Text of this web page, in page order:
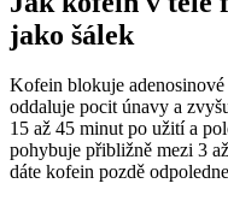
jako šálek
Kofein blokuje
oddaluje pocit únavy a
15 až 45 minut po užití a
pohybuje přibližně mezi 3
dáte kofein pozdě